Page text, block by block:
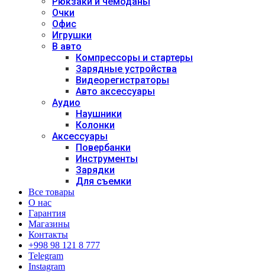
Очки
Офис
Игрушки
В авто
Компрессоры и стартеры
Зарядные устройства
Видеорегистраторы
Авто аксессуары
Аудио
Наушники
Колонки
Аксессуары
Повербанки
Инструменты
Зарядки
Для съемки
Все товары
О нас
Гарантия
Магазины
Контакты
+998 98 121 8 777
Telegram
Instagram